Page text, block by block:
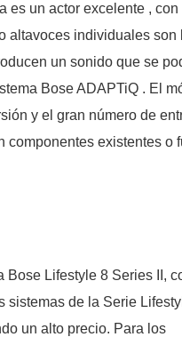
es un actor excelente , con
altavoces individuales son
un sonido que se
Bose ADAPTiQ . El
y el gran número de
existentes o
Lifestyle 8 Series II,
sistemas de la Serie
un alto precio. Para los